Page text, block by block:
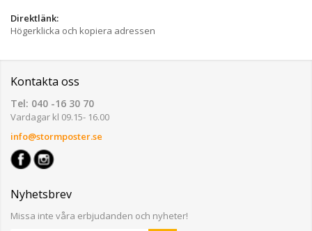
Direktlänk:
Högerklicka och kopiera adressen
Kontakta oss
Tel: 040 -16 30 70
Vardagar kl 09.15- 16.00
info@stormposter.se
Nyhetsbrev
Missa inte våra erbjudanden och nyheter!